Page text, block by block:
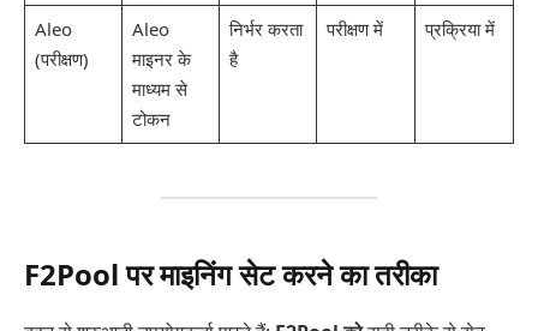
Aleo
(परीक्षण)
Aleo
माइनर के
माध्यम से
टोकन
निर्भर करता
है
परीक्षण में प्रक्रिया में
F2Pool पर माइनिंग सेट करने का तरीका